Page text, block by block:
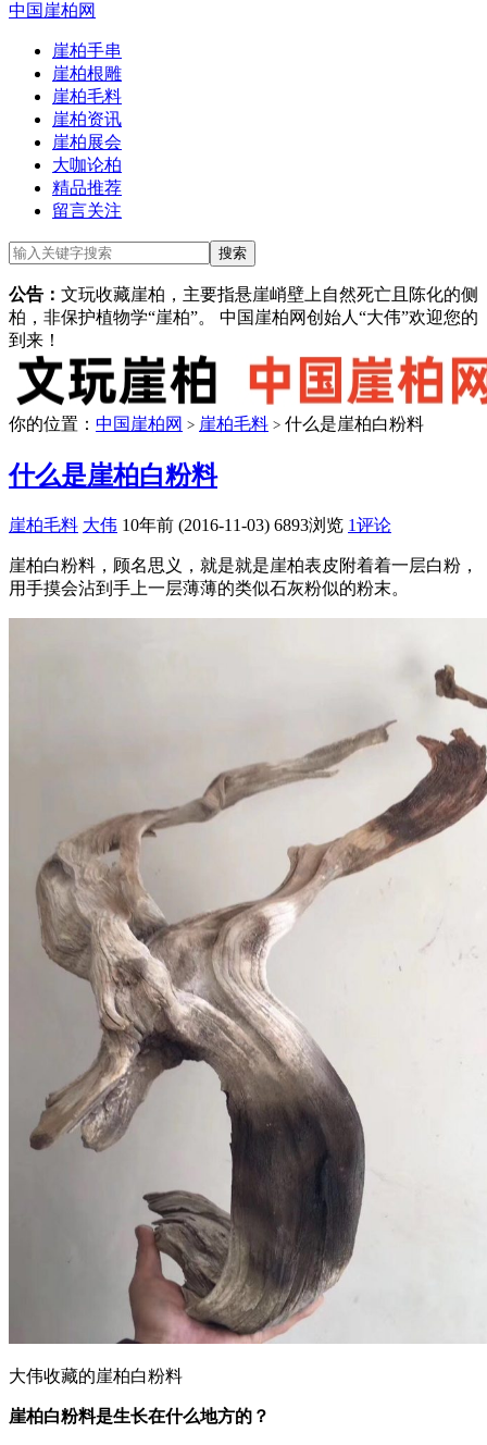
中国崖柏网
崖柏手串
崖柏根雕
崖柏毛料
崖柏资讯
崖柏展会
大咖论柏
精品推荐
留言关注
公告： 文玩收藏崖柏，主要指悬崖峭壁上自然死亡且陈化的侧
柏，非保护植物学“崖柏”。 中国崖柏网创始人“大伟”欢迎您的
到来！
你的位置： 中国崖柏网 > 崖柏毛料 > 什么是崖柏白粉料
什么是崖柏白粉料
崖柏毛料 大伟 10年前 (2016-11-03) 6893浏览 1评论
崖柏白粉料，顾名思义，就是就是崖柏表皮附着着一层白粉，
用手摸会沾到手上一层薄薄的类似石灰粉似的粉末。
大伟收藏的崖柏白粉料
崖柏白粉料是生长在什么地方的？